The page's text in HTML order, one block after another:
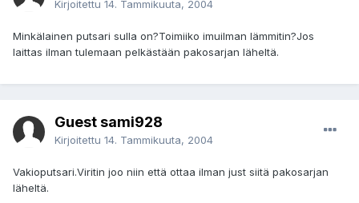
Kirjoitettu 14. Tammikuuta, 2004
Minkälainen putsari sulla on?Toimiiko imuilman lämmitin?Jos
laittas ilman tulemaan pelkästään pakosarjan läheltä.
Guest sami928
Kirjoitettu 14. Tammikuuta, 2004
Vakioputsari.Viritin joo niin että ottaa ilman just siitä pakosarjan
läheltä.